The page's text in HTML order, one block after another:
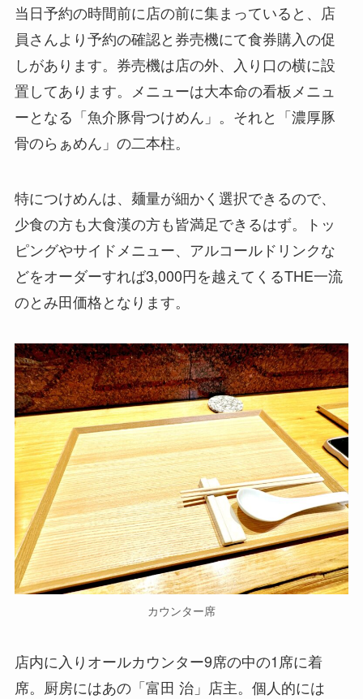
当日予約の時間前に店の前に集まっていると、店
員さんより予約の確認と券売機にて食券購入の促
しがあります。券売機は店の外、入り口の横に設
置してあります。メニューは大本命の看板メニュ
ーとなる「魚介豚骨つけめん」。それと「濃厚豚
骨のらぁめん」の二本柱。
特につけめんは、麺量が細かく選択できるので、
少食の方も大食漢の方も皆満足できるはず。トッ
ピングやサイドメニュー、アルコールドリンクな
どをオーダーすれば3,000円を越えてくるTHE一流
のとみ田価格となります。
カウンター席
店内に入りオールカウンター9席の中の1席に着
席。厨房にはあの「富田 治」店主。個人的には